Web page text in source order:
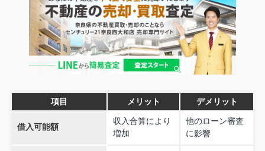
項目 メリット デメリット
借入可能額
収入合算により
増加
他のローン審査
に影響